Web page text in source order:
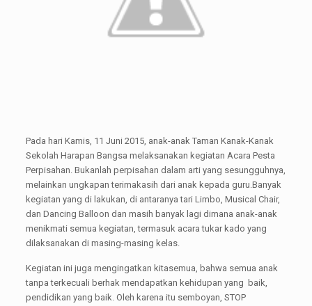
Pada hari Kamis, 11 Juni 2015, anak-anak Taman Kanak-Kanak
Sekolah Harapan Bangsa melaksanakan kegiatan Acara Pesta
Perpisahan. Bukanlah perpisahan dalam arti yang sesungguhnya,
melainkan ungkapan terimakasih dari anak kepada guru.Banyak
kegiatan yang di lakukan, di antaranya tari Limbo, Musical Chair,
dan Dancing Balloon dan masih banyak lagi dimana anak-anak
menikmati semua kegiatan, termasuk acara tukar kado yang
dilaksanakan di masing-masing kelas.
Kegiatan ini juga mengingatkan kitasemua, bahwa semua anak
tanpa terkecuali berhak mendapatkan kehidupan yang baik,
pendidikan yang baik. Oleh karena itu semboyan, STOP